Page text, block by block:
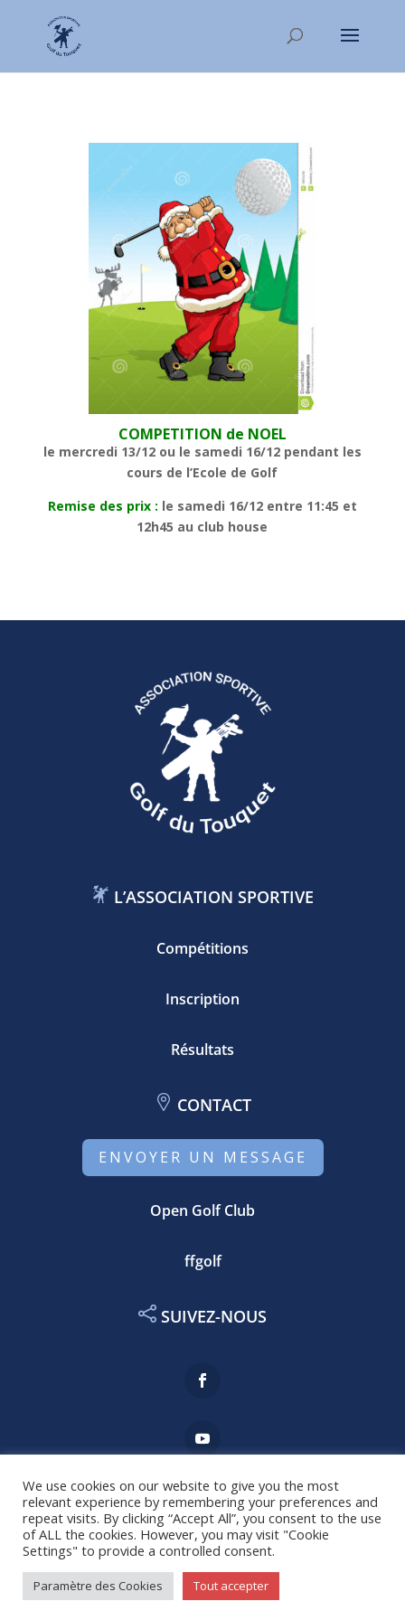
COMPETITION de NOEL
le mercredi 13/12 ou le samedi 16/12 pendant les
cours de l’Ecole de Golf
Remise des prix : le samedi 16/12 entre 11:45 et
12h45 au club house
L’ASSOCIATION SPORTIVE
Compétitions
Inscription
Résultats
CONTACT
ENVOYER UN MESSAGE
Open Golf Club
ffgolf
SUIVEZ-NOUS
Mentions légales
Copyright © 2021 AS Golf du Touquet⎢réalisé par
agence-MB
We use cookies on our website to give you the most
relevant experience by remembering your preferences and
repeat visits. By clicking “Accept All”, you consent to the use
of ALL the cookies. However, you may visit "Cookie
Settings" to provide a controlled consent.
Paramètre des Cookies Tout accepter